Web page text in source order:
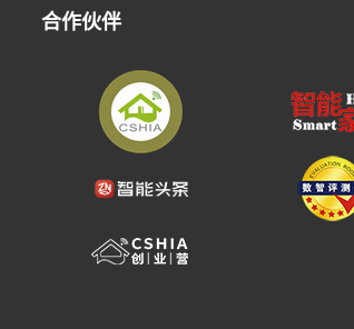
合作伙伴